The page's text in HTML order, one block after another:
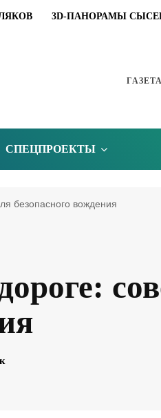
3D-ПАНОРАМЫ
СПЕЦПРОЕКТЫ
безопасного вождения